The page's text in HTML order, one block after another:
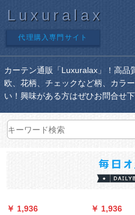
Luxuralax
代理購入専門サイト
カーテン通販「Luxuralax」！高品
欧、花柄、チェックなど柄、カラ
い！興味がある方はぜひお問合せ下
￥ 1,936
￥ 1,936